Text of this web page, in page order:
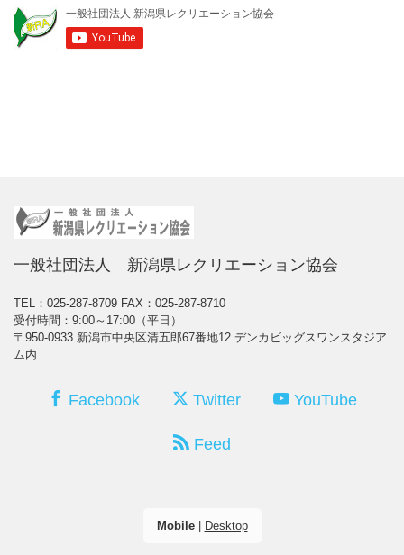
一般社団法人 新潟県レクリエーション協会
TEL：025-287-8709 FAX：025-287-8710
受付時間：9:00～17:00（平日）
〒950-0933 新潟市中央区清五郎67番地12 デンカビッグスワンスタジア
ム内
Facebook Twitter YouTube
Feed
Mobile| Desktop